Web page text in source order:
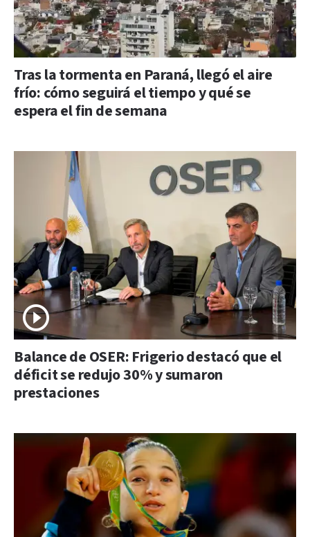
Tras la tormenta en Paraná, llegó el aire
frío: cómo seguirá el tiempo y qué se
espera el fin de semana
Balance de OSER: Frigerio destacó que el
déficit se redujo 30% y sumaron
prestaciones